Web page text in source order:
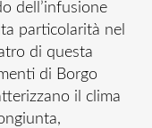
dell’infusione
particolarità nel
di questa
di Borgo
il clima